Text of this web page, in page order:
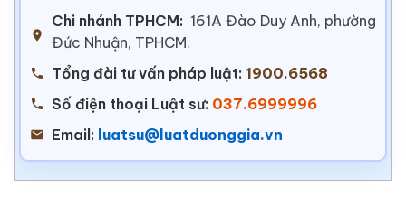
Chi nhánh TPHCM: 161A Đào Duy Anh, phường
Đức Nhuận, TPHCM.
Tổng đài tư vấn pháp luật: 1900.6568
Số điện thoại Luật sư: 037.6999996
Email: luatsu@luatduonggia.vn